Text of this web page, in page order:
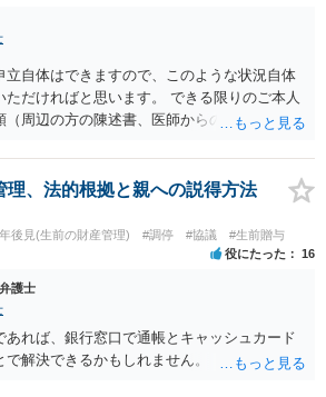
立自体はできますので、このような状況自体
ただければと思います。 できる限りのご本人
（周辺の方の陳述書、医師からの聴取書等）
から先は進むのではないかと存じます。 ま
すぎるあまりに後見申立ができない状況にして
すので、当該地域の地域包括支援センターに
の方法です。
理、法的根拠と親への説得方法
後見(生前の財産管理) #調停 #協議 #生前贈与
役にたった 16
護士
あれば、銀行窓口で通帳とキャッシュカード
解決できるかもしれません。